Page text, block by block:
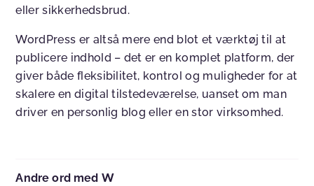
eller sikkerhedsbrud.
WordPress er altså mere end blot et værktøj til at
publicere indhold – det er en komplet platform, der
giver både fleksibilitet, kontrol og muligheder for at
skalere en digital tilstedeværelse, uanset om man
driver en personlig blog eller en stor virksomhed.
Andre ord med W